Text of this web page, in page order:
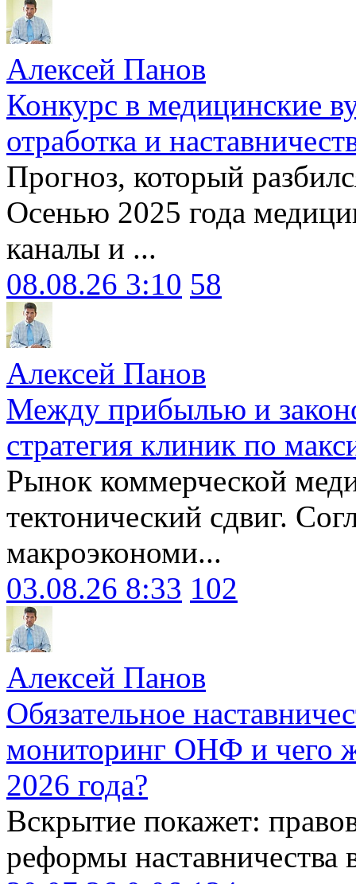
Алексей Панов
Конкурс в медицинские
отработка и
Прогноз, который
Осенью 2025 года
каналы и ...
08.08.26 3:10 58
Алексей Панов
Между прибылью и
стратегия клиник по
Рынок коммерческой
тектонический сдвиг.
макроэкономи...
03.08.26 8:33 102
Алексей Панов
Обязательное
мониторинг ОНФ и чего
2026 года?
Вскрытие покажет:
реформы наставничества